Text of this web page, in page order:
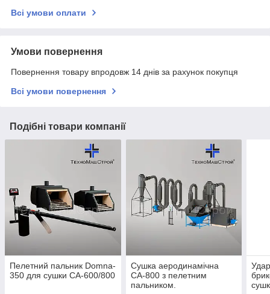
Всі умови оплати
Умови повернення
Повернення товару впродовж 14 днів за рахунок покупця
Всі умови повернення
Подібні товари компанії
Пелетний пальник Domna-
350 для сушки СА-600/800
Сушка аеродинамічна
СА-800 з пелетним
пальником.